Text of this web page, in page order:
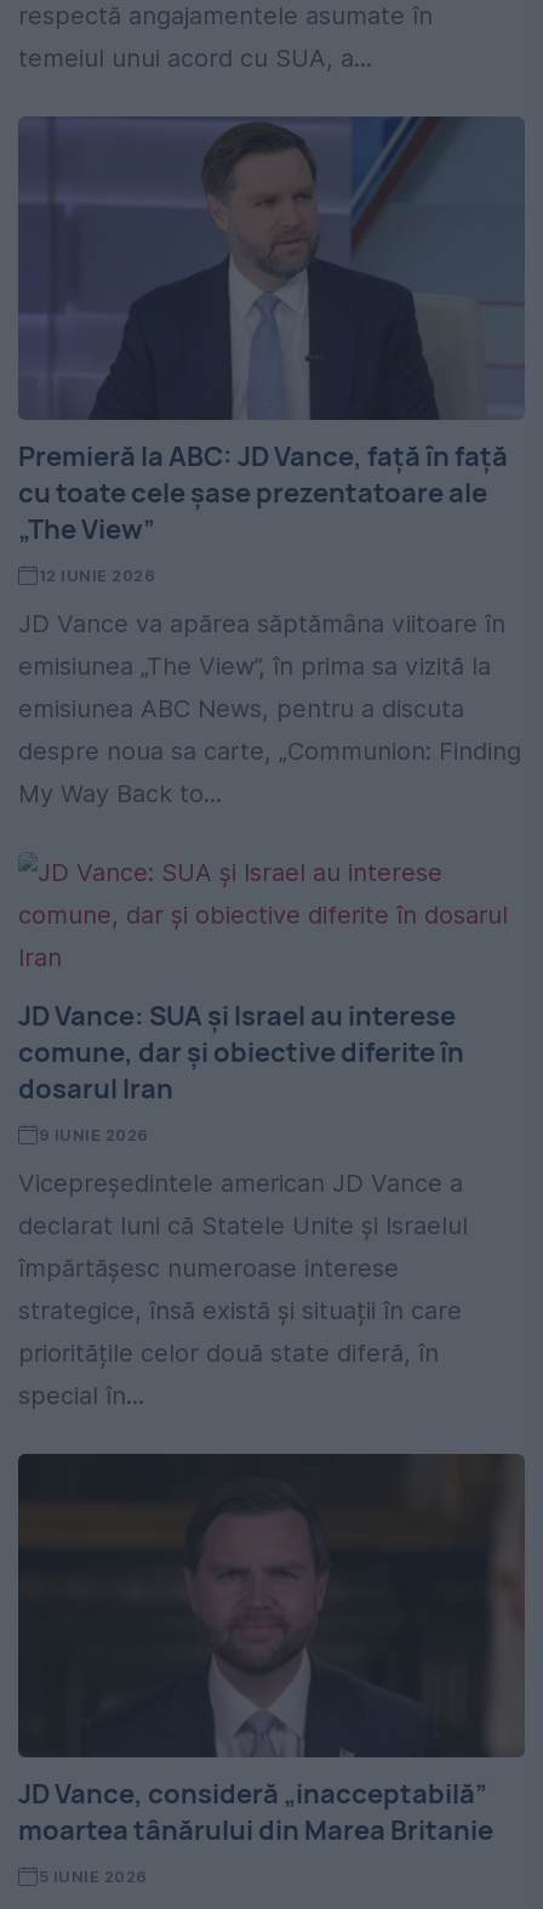
respectă angajamentele asumate în
temeiul unui acord cu SUA, a...
Premieră la ABC: JD Vance, față în față
cu toate cele șase prezentatoare ale
„The View”
12 IUNIE 2026
JD Vance va apărea săptămâna viitoare în
emisiunea „The View”, în prima sa vizită la
emisiunea ABC News, pentru a discuta
despre noua sa carte, „Communion: Finding
My Way Back to...
JD Vance: SUA și Israel au interese
comune, dar și obiective diferite în
dosarul Iran
9 IUNIE 2026
Vicepreședintele american JD Vance a
declarat luni că Statele Unite și Israelul
împărtășesc numeroase interese
strategice, însă există și situații în care
prioritățile celor două state diferă, în
special în...
JD Vance, consideră „inacceptabilă”
moartea tânărului din Marea Britanie
5 IUNIE 2026